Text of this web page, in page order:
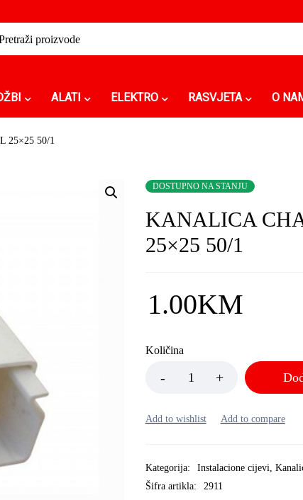
ALATI ELEKTRO RASVJETA O
25×25 50/1
DOSTUPNO NA STANJU
KANALICA
25×25 50/1
1.00KM
Količina
Kategorija: Instalacione cijevi,
Šifra artikla:
2911